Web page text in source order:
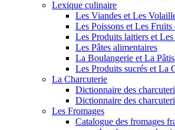
Lexique culinaire
Les Viandes et Les
Les Poissons et Les Fruits
Les Produits laitiers et
Les Pâtes alimentaires
La Boulangerie et La
Les Produits sucrés et La
La Charcuterie
Dictionnaire des
Dictionnaire des
Les Fromages
Catalogue des fromages